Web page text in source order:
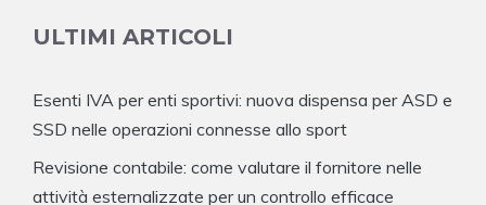
ULTIMI ARTICOLI
Esenti IVA per enti sportivi: nuova dispensa per ASD e
SSD nelle operazioni connesse allo sport
Revisione contabile: come valutare il fornitore nelle
attività esternalizzate per un controllo efficace